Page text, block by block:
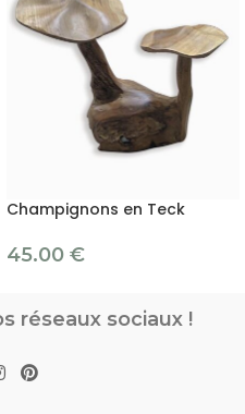
Champignons en Teck
45.00 €
réseaux sociaux !